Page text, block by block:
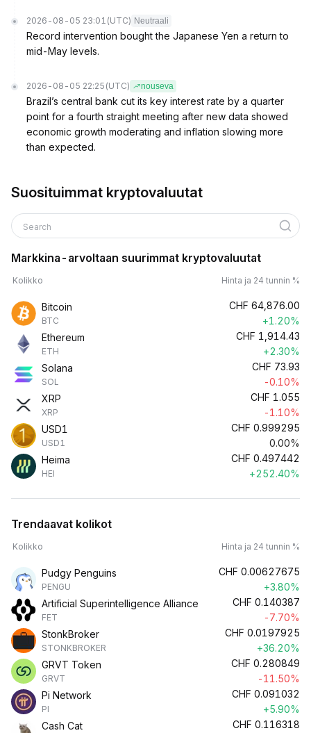
2026-08-05 23:01 (UTC) Neutraali
Record intervention bought the Japanese Yen a return to
mid-May levels.
2026-08-05 22:25 (UTC) nouseva
Brazil’s central bank cut its key interest rate by a quarter
point for a fourth straight meeting after new data showed
economic growth moderating and inflation slowing more
than expected.
Suosituimmat kryptovaluutat
Search
Markkina-arvoltaan suurimmat kryptovaluutat
Kolikko Hinta ja 24 tunnin %
Bitcoin
BTC
CHF 64,876.00
+1.20%
Ethereum
ETH
CHF 1,914.43
+2.30%
Solana
SOL
CHF 73.93
-0.10%
XRP
XRP
CHF 1.055
-1.10%
USD1
USD1
CHF 0.999295
0.00%
Heima
HEI
CHF 0.497442
+252.40%
Trendaavat kolikot
Kolikko Hinta ja 24 tunnin %
Pudgy Penguins
PENGU
CHF 0.00627675
+3.80%
Artificial Superintelligence Alliance
FET
CHF 0.140387
-7.70%
StonkBroker
STONKBROKER
CHF 0.0197925
+36.20%
GRVT Token
GRVT
CHF 0.280849
-11.50%
Pi Network
PI
CHF 0.091032
+5.90%
Cash Cat
CHF 0.116318